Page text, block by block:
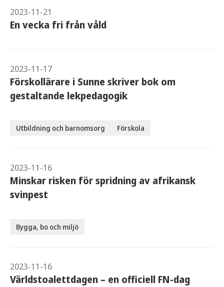
2023-11-21
En vecka fri från våld
2023-11-17
Förskollärare i Sunne skriver bok om
gestaltande lekpedagogik
Utbildning och barnomsorg Förskola
2023-11-16
Minskar risken för spridning av afrikansk
svinpest
Bygga, bo och miljö
2023-11-16
Världstoalettdagen – en officiell FN-dag